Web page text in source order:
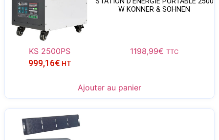
W KONNER & SOHNEN
KS 2500PS 1198,99€ TTC
999,16€ HT
Ajouter au panier